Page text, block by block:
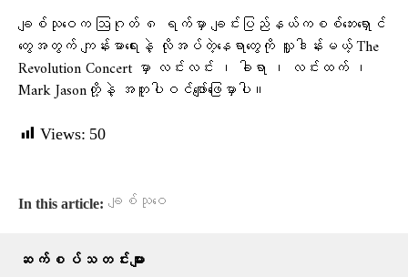
ချစ်သုဝေက ဩဂုတ် ၈ ရက်မှာ ချင်းပြည်နယ်ကစစ်ဘေးရှောင်
တွေအတွက် ကျန်းမာရေးနဲ့ လိုအပ်တဲ့နေရာတွေကို လှူဒါန်းမယ့် The
Revolution Concert မှာ လင်းလင်း ၊ ခါရာ ၊ လင်းထက် ၊
Mark Jasonတို့နဲ့ အတူပါဝင်ဖျော်ဖြေမှာပါ။
Views: 50
In this article: ချစ်သုဝေ
ဆက်စပ်သတင်းများ